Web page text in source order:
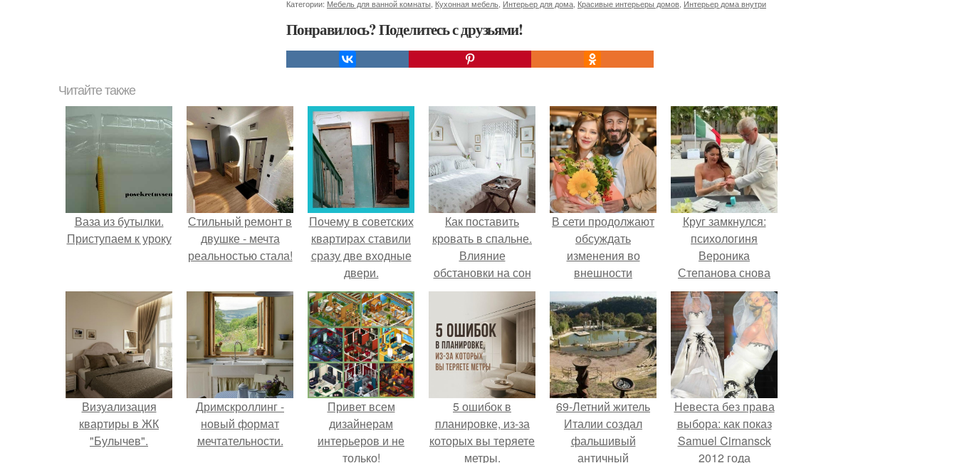
Категории: Мебель для ванной комнаты Кухонная мебель Интерьер для дома Красивые интерьеры домов Интерьер дома внутри
Понравилось? Поделитесь с друзьями!
Читайте также
Ваза из бутылки.
Приступаем к уроку
Стильный ремонт в
двушке - мечта
реальностью стала!
Почему в советских
квартирах ставили
сразу две входные
двери.
Как поставить
кровать в спальне.
Влияние
обстановки на сон
В сети продолжают
обсуждать
изменения во
внешности
актрисы.
Круг замкнулся:
психологиня
Вероника
Степанова снова
вышла замуж за
собственного
бывшего мужа.
Визуализация
квартиры в ЖК
"Булычев".
Дримскроллинг -
новый формат
мечтательности.
Привет всем
дизайнерам
интерьеров и не
только!
5 ошибок в
планировке, из-за
которых вы теряете
метры.
69-Летний житель
Италии создал
фальшивый
античный
Невеста без права
выбора: как показ
Samuel Cirnansck
2012 года